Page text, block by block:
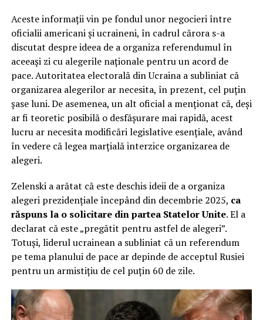
Aceste informații vin pe fondul unor negocieri între
oficialii americani și ucraineni, în cadrul cărora s-a
discutat despre ideea de a organiza referendumul în
aceeași zi cu alegerile naționale pentru un acord de
pace. Autoritatea electorală din Ucraina a subliniat că
organizarea alegerilor ar necesita, în prezent, cel puțin
șase luni. De asemenea, un alt oficial a menționat că, deși
ar fi teoretic posibilă o desfășurare mai rapidă, acest
lucru ar necesita modificări legislative esențiale, având
în vedere că legea marțială interzice organizarea de
alegeri.
Zelenski a arătat că este deschis ideii de a organiza
alegeri prezidențiale începând din decembrie 2025, ca
răspuns la o solicitare din partea Statelor Unite. El a
declarat că este „pregătit pentru astfel de alegeri”.
Totuși, liderul ucrainean a subliniat că un referendum
pe tema planului de pace ar depinde de acceptul Rusiei
pentru un armistițiu de cel puțin 60 de zile.